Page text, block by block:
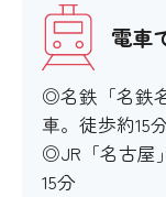
電車
◎名鉄「名鉄
車。徒歩約15
◎JR「名古屋
15分